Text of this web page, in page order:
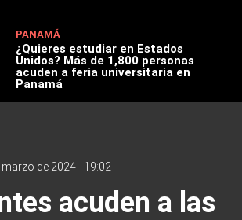
PANAMÁ
¿Quieres estudiar en Estados
Unidos? Más de 1,800 personas
acuden a feria universitaria en
Panamá
marzo de 2024 - 19:02
acuden a las